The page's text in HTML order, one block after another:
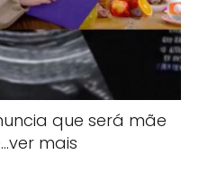
que será mãe
mais